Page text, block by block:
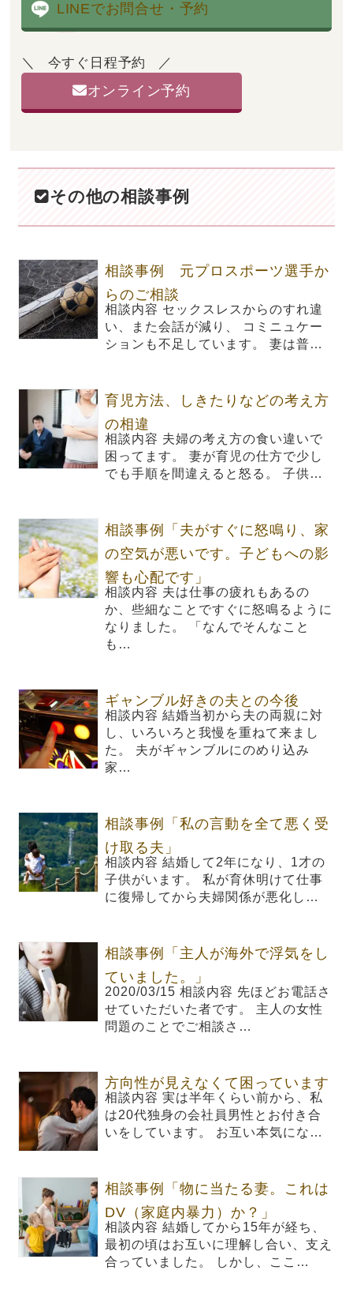
LINEでお問合せ・予約
今すぐ日程予約
オンライン予約
その他の相談事例
相談事例 元プロスポーツ選手か
らのご相談
相談内容 セックスレスからのすれ違
い、また会話が減り、 コミニュケー
ションも不足しています。 妻は普…
育児方法、しきたりなどの考え方
の相違
相談内容 夫婦の考え方の食い違いで
困ってます。 妻が育児の仕方で少し
でも手順を間違えると怒る。 子供…
相談事例「夫がすぐに怒鳴り、家
の空気が悪いです。子どもへの影
響も心配です」
相談内容 夫は仕事の疲れもあるの
か、些細なことですぐに怒鳴るように
なりました。 「なんでそんなこと
も…
ギャンブル好きの夫との今後
相談内容 結婚当初から夫の両親に対
し、いろいろと我慢を重ねて来まし
た。 夫がギャンブルにのめり込み
家…
相談事例「私の言動を全て悪く受
け取る夫」
相談内容 結婚して2年になり、1才の
子供がいます。 私が育休明けて仕事
に復帰してから夫婦関係が悪化し…
相談事例「主人が海外で浮気をし
ていました。」
2020/03/15 相談内容 先ほどお電話さ
せていただいた者です。 主人の女性
問題のことでご相談さ…
方向性が見えなくて困っています
相談内容 実は半年くらい前から、私
は20代独身の会社員男性とお付き合
いをしています。 お互い本気にな…
相談事例「物に当たる妻。これは
DV（家庭内暴力）か？」
相談内容 結婚してから15年が経ち、
最初の頃はお互いに理解し合い、支え
合っていました。 しかし、ここ…